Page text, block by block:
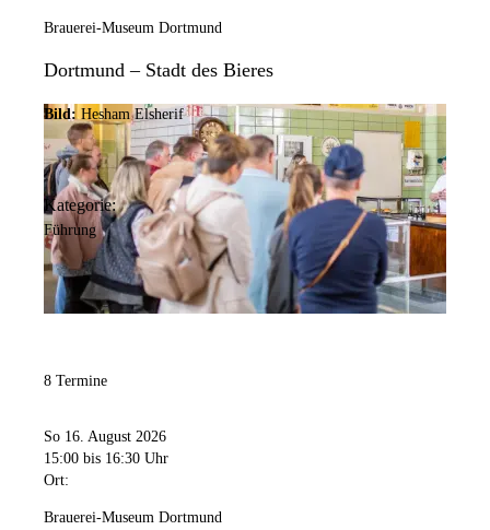
Sonntag
10:00 Uhr
bis17:00 Uhr
An den Feiertagen ist das Museum von 10:00 - 17:00 Uhr geöffnet.
Geschlossen am 01.01., 24.12., 25.12., 31.12.
Brauerei-Museum Dortmund
Dortmund – Stadt des Bieres
Bild: Hesham Elsherif
Kategorie:
Führung
8 Termine
So 16. August 2026
15:00 bis 16:30 Uhr
Ort:
Brauerei-Museum Dortmund